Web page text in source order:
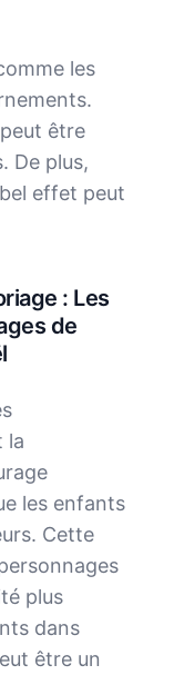
les
être
De plus,
effet peut
: Les
de
la
les enfants
Cette
plus
dans
être un